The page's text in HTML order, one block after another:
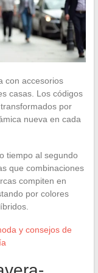
con accesorios
casas. Los códigos
por
nueva en cada
tiempo al segundo
que combinaciones
compiten en
por colores
y consejos de